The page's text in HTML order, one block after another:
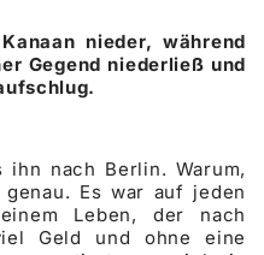
nieder, während
Gegend niederließ und
nach Berlin. Warum,
Es war auf jeden
Leben, der nach
Geld und ohne eine